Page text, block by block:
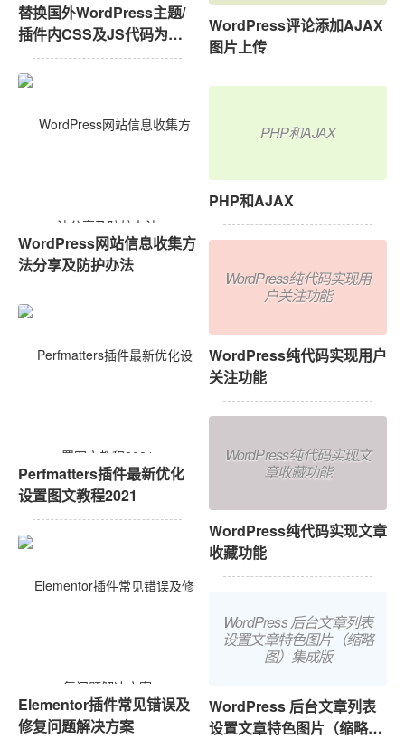
替换国外WordPress主题/
插件内CSS及JS代码为国
内CDN加速地址 附国内主
流免费CDN库加速
WordPress网站信息收集方
法分享及防护办法
Perfmatters插件最新优化
设置图文教程2021
Elementor插件常见错误及
修复问题解决方案
WordPress评论添加AJAX
图片上传
PHP和AJAX
PHP和AJAX
WordPress纯代码实现用
户关注功能
WordPress纯代码实现用户
关注功能
WordPress纯代码实现文
章收藏功能
WordPress纯代码实现文章
收藏功能
WordPress 后台文章列表
设置文章特色图片（缩略
图）集成版
WordPress 后台文章列表
设置文章特色图片（缩略